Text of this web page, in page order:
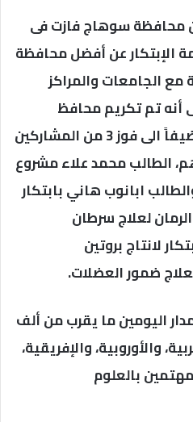
محافظة سوهاج فازت فى
الإبتكار عن أفضل محافظة
الجامعات والمراكز
لافتاً إلى أنه تم تكريم محافظ
سوهاج ومنحه الجائزة، مضيفاً الى فوز 3 من المشاركين
الطالب محمد علاء مشروع
ابانوب هاني بابتكار
لعلاج سرطان
لانتاج بروتين
ضمور العضلات.
اليومين ما يقرب من ألف
والأوروبية، والإفريقية،
من المهتمين بالعلوم